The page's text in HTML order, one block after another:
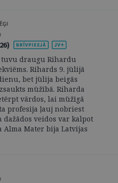
draugu Rihardu
Rihards 9. jūlijā
bet jūlija beigās
mūžībā. Riharda
vārdos, lai mūžīgā
profesija ļauj nobriest
veidos var kalpot
Alma Mater bija Latvijas